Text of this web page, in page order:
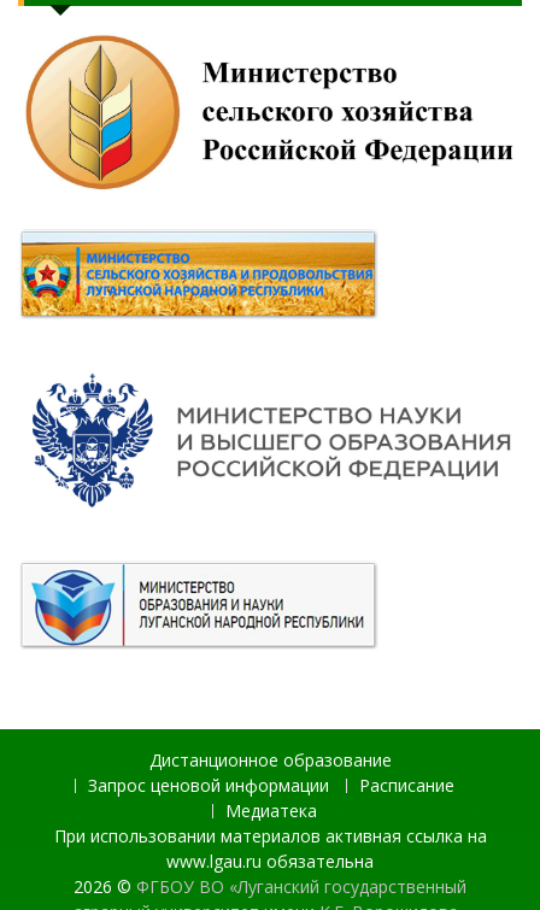
Дистанционное образование
Запрос ценовой информации
Расписание
Медиатека
При использовании материалов активная ссылка на
www.lgau.ru обязательна
2026 © ФГБОУ ВО «Луганский государственный